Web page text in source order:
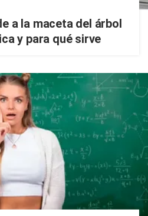
a la maceta del árbol
y para qué sirve